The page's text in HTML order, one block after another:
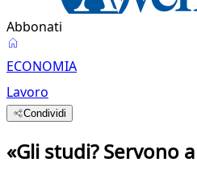
Abbonati
ECONOMIA
Lavoro
Condividi
«Gli studi? Servono